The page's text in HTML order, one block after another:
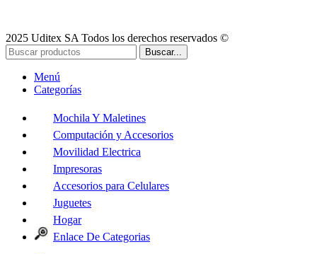
2025 Uditex SA Todos los derechos reservados ©
Buscar...
Menú
Categorías
Mochila Y Maletines
Computación y Accesorios
Movilidad Electrica
Impresoras
Accesorios para Celulares
Juguetes
Hogar
Enlace De Categorias